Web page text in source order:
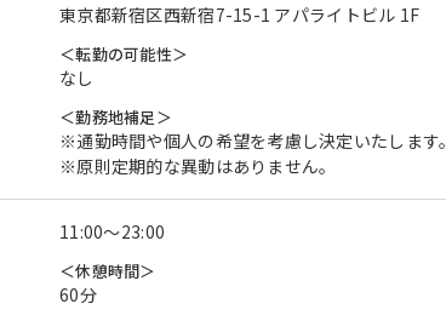
東京都新宿区西新宿7-15-1 アパライトビル 1F
＜転勤の可能性＞
なし
＜勤務地補足＞
※通勤時間や個人の希望を考慮し決定いたします。
※原則定期的な異動はありません。
11:00〜23:00
＜休憩時間＞
60分